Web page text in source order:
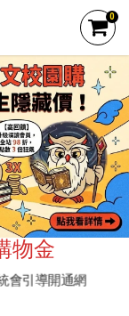
0
物金
會引導開通網